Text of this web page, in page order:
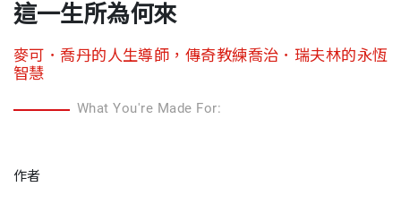
這一生所為何來
麥可．喬丹的人生導師，傳奇教練喬治．瑞夫林的永恆
智慧
What You're Made For:
作者